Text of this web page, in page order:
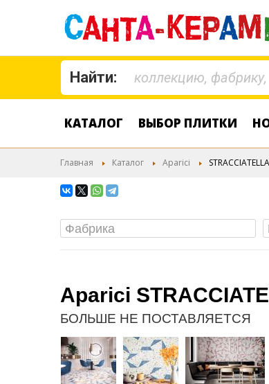
Найти:
КАТАЛОГ ВЫБОР ПЛИТКИ
Главная Каталог Aparici
Aparici
БОЛЬШЕ НЕ ПОСТАВЛЯЕТСЯ